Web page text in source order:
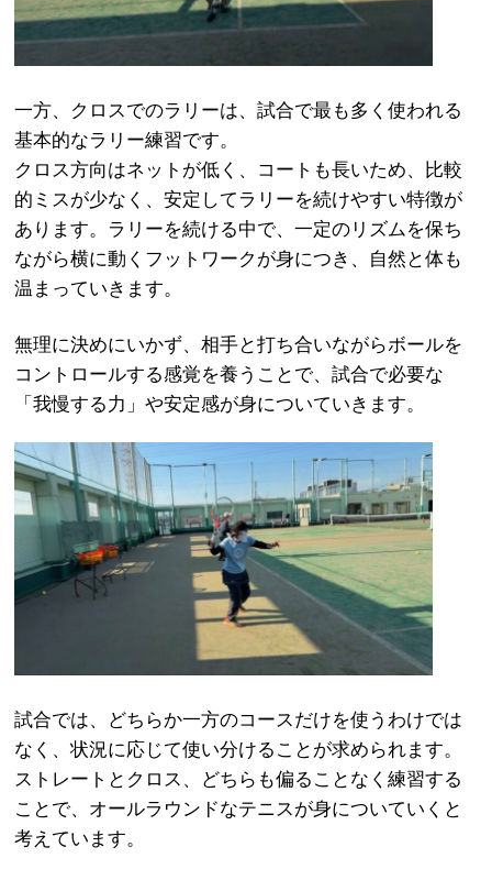
一方、クロスでのラリーは、試合で最も多く使われる
基本的なラリー練習です。
クロス方向はネットが低く、コートも長いため、比較
的ミスが少なく、安定してラリーを続けやすい特徴が
あります。ラリーを続ける中で、一定のリズムを保ち
ながら横に動くフットワークが身につき、自然と体も
温まっていきます。
無理に決めにいかず、相手と打ち合いながらボールを
コントロールする感覚を養うことで、試合で必要な
「我慢する力」や安定感が身についていきます。
試合では、どちらか一方のコースだけを使うわけでは
なく、状況に応じて使い分けることが求められます。
ストレートとクロス、どちらも偏ることなく練習する
ことで、オールラウンドなテニスが身についていくと
考えています。